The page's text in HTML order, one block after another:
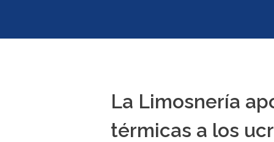
La Limosnería
térmicas a los